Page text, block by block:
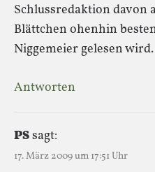
Schlussredaktion davon
Blättchen ohenhin
Niggemeier gelesen wird.
Antworten
PSsagt:
17. März 2009 um 17:51 Uhr